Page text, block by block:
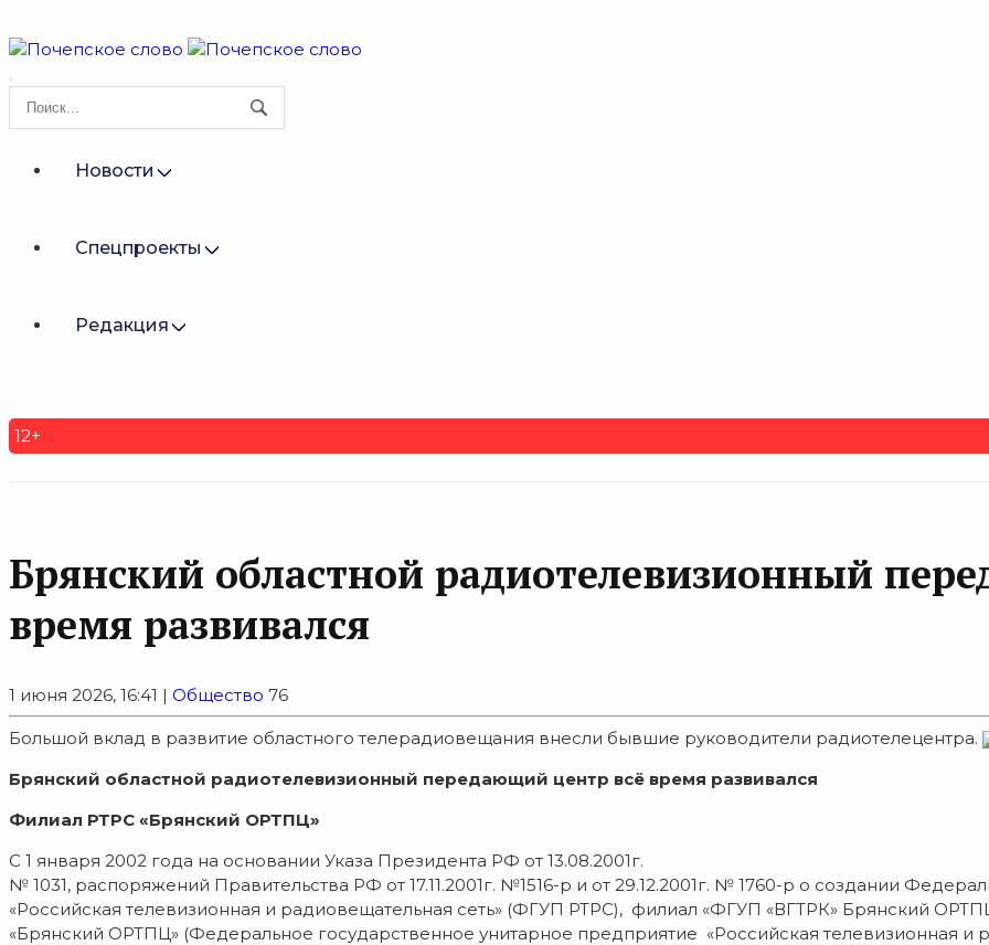
Новости
Спецпроекты
Редакция
12+
Брянский областной радиотелевизионный
время развивался
1 июня 2026, 16:41 | Общество 76
Большой вклад в развитие областного телерадиовещания внесли бывшие руководители радиотелецентра.
Брянский областной радиотелевизионный передающий центр всё время развивался
Филиал РТРС «Брянский ОРТПЦ»
С 1 января 2002 года на основании Указа Президента РФ от 13.08.2001г.
№ 1031, распоряжений Правительства РФ от 17.11.2001г. №1516-р и от 29.12.2001г. № 1760-р о создании
«Российская телевизионная и радиовещательная сеть» (ФГУП РТРС), филиал «ФГУП «ВГТРК» Брянский
«Брянский ОРТПЦ» (Федеральное государственное унитарное предприятие «Российская телевизионная и